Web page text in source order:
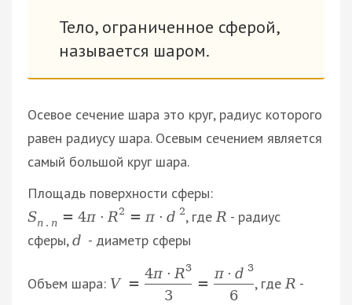
Тело, ограниченное сферой,
называется шаром.
Осевое сечение шара это круг, радиус которого
равен радиусу шара. Осевым сечением является
самый большой круг шара.
Площадь поверхности сферы:
Sп . п = 4π · R2 = π · d 2, гдеR - радиус
сферы,d - диаметр сферы
Объем шара: V =
4π · R3
3
=
π · d 3
6
, гдеR -